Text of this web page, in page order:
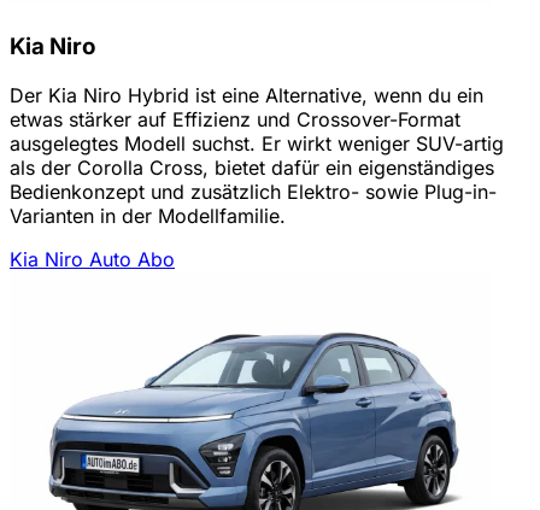
Kia Niro
Der Kia Niro Hybrid ist eine Alternative, wenn du ein
etwas stärker auf Effizienz und Crossover-Format
ausgelegtes Modell suchst. Er wirkt weniger SUV-artig
als der Corolla Cross, bietet dafür ein eigenständiges
Bedienkonzept und zusätzlich Elektro- sowie Plug-in-
Varianten in der Modellfamilie.
Kia Niro Auto Abo